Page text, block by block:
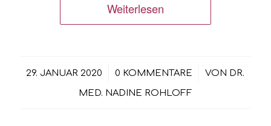
Weiterlesen
29. JANUAR 2020
/ 0 KOMMENTARE
/ VON DR.
MED. NADINE ROHLOFF